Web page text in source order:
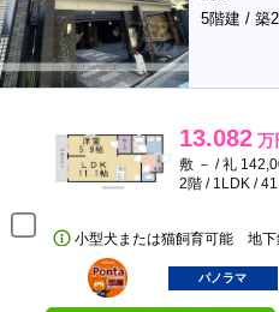
5階建 / 築
13.082 万
敷 － / 礼
2階 / 1LDK /
小型犬または猫飼育可能 地下
ポンタ
部屋
パノラマ